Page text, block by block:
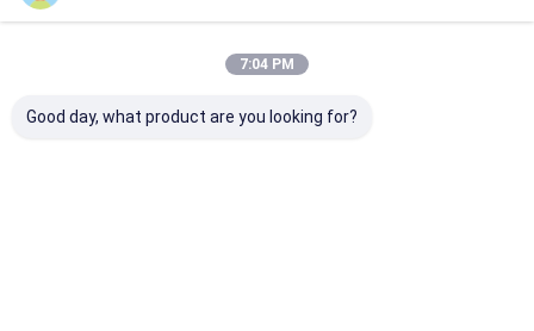
Geadviseerde Producten
7:04 PM
Good day, what product are you looking for?